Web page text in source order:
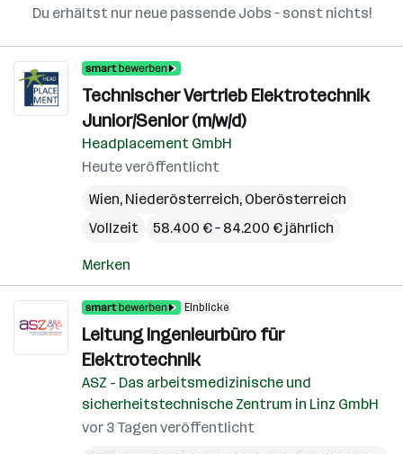
Du erhältst nur neue passende Jobs – sonst nichts!
Technischer Vertrieb Elektrotechnik
Junior/Senior (m/w/d)
Headplacement GmbH
Heute veröffentlicht
Wien, Niederösterreich, Oberösterreich
Vollzeit
58.400 € – 84.200 € jährlich
Merken
Einblicke
Leitung Ingenieurbüro für
Elektrotechnik
ASZ - Das arbeitsmedizinische und
sicherheitstechnische Zentrum in Linz GmbH
vor 3 Tagen veröffentlicht